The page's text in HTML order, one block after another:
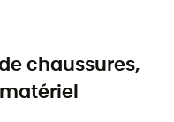
chaussures,